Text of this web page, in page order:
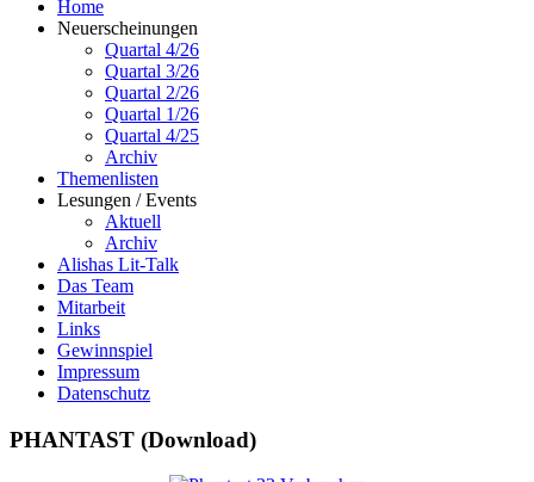
Home
Neuerscheinungen
Quartal 4/26
Quartal 3/26
Quartal 2/26
Quartal 1/26
Quartal 4/25
Archiv
Themenlisten
Lesungen / Events
Aktuell
Archiv
Alishas Lit-Talk
Das Team
Mitarbeit
Links
Gewinnspiel
Impressum
Datenschutz
PHANTAST (Download)